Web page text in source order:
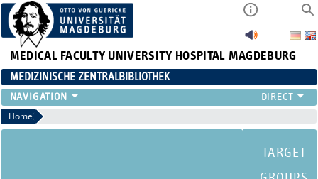
MEDICAL FACULTY UNIVERSITY HOSPITAL MAGDEBURG
MEDIZINISCHE ZENTRALBIBLIOTHEK
Home